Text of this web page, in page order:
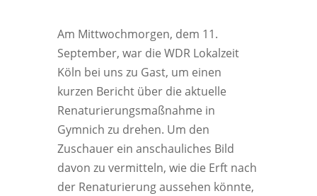
Am Mittwochmorgen, dem 11.
September, war die WDR Lokalzeit
Köln bei uns zu Gast, um einen
kurzen Bericht über die aktuelle
Renaturierungsmaßnahme in
Gymnich zu drehen. Um den
Zuschauer ein anschauliches Bild
davon zu vermitteln, wie die Erft nach
der Renaturierung aussehen könnte,